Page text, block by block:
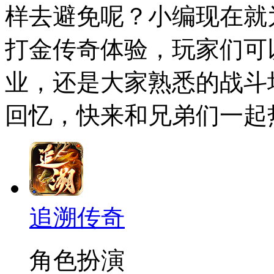
样去避免呢？小编现在
打金传奇体验，玩家们
业，还是大家熟悉的战
回忆，快来和兄弟们一
追溯传奇
角色扮演